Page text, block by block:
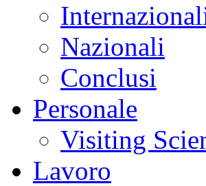
Nazionali
Conclusi
Personale
Visiting
Lavoro